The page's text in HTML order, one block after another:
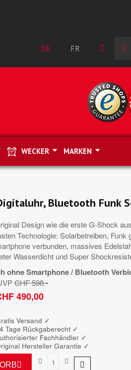
DE FR
WECKER MARKEN
Bluetooth Funk
Design wie die erste G-Shock
Technologie: Solarbetreiben, Funk
verbunden, massives
Wasserdicht und Super
ohne Smartphone / Bluetooth
CHF 598.-
490,00
Versand ✓
Tage Rückgaberecht ✓
Fachhändler ✓
Hersteller Garantie ✓